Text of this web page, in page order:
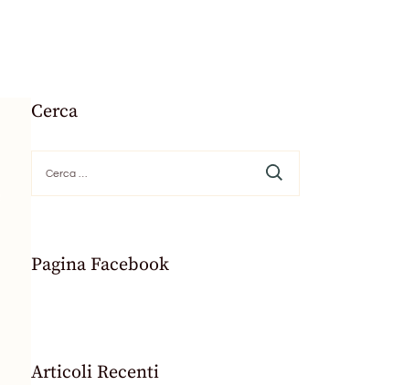
Cerca
per:
Pagina Facebook
Articoli Recenti